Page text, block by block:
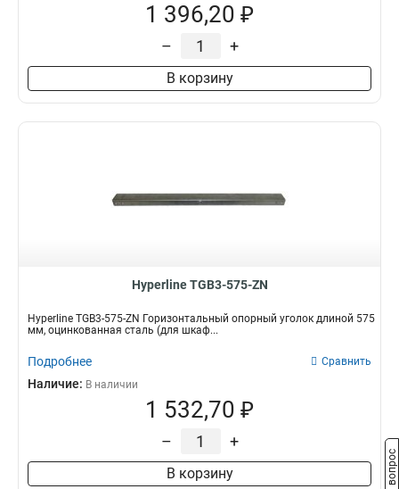
1 396,20 ₽
– +
В корзину
Hyperline TGB3-575-ZN
Hyperline TGB3-575-ZN Горизонтальный опорный уголок длиной 575
мм, оцинкованная сталь (для шкаф...
Подробнее Сравнить
Наличие: В наличии
1 532,70 ₽
– +
В корзину